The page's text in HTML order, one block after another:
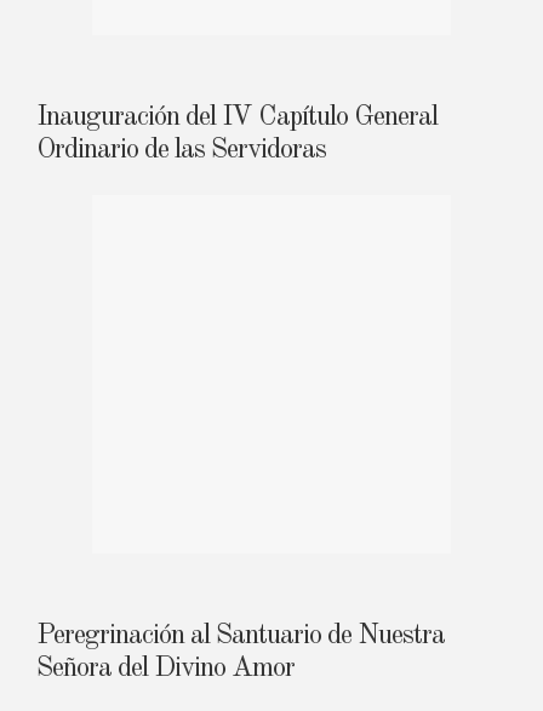
Inauguración del IV Capítulo General
Ordinario de las Servidoras
Peregrinación al Santuario de Nuestra
Señora del Divino Amor